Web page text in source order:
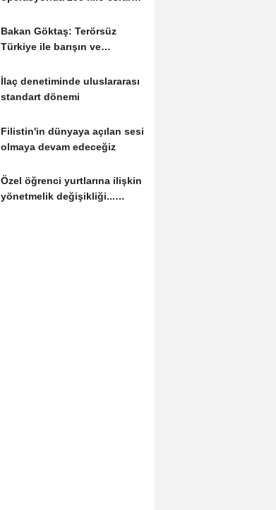
Bakan Göktaş: Terörsüz
Türkiye ile barışın ve
İlaç denetiminde uluslararası
standart dönemi
Filistin'in dünyaya açılan sesi
olmaya devam edeceğiz
Özel öğrenci yurtlarına ilişkin
yönetmelik değişikliği...